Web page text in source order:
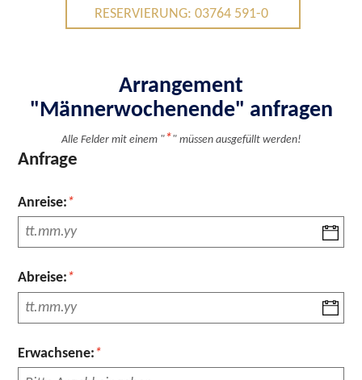
RESERVIERUNG: 03764 591-0
Arrangement
"Männerwochenende" anfragen
Alle Felder mit einem "*" müssen ausgefüllt werden!
Anfrage
Pflichtfeld
Anreise:*
Pflichtfeld
Abreise:*
Pflichtfeld
Erwachsene:*